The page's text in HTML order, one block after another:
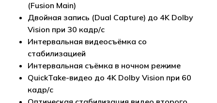
(Fusion Main)
Двойная запись (Dual Capture) до 4K Dolby
Vision при 30 кадр/с
Интервальная видеосъёмка со
стабилизацией
Интервальная съёмка в ночном режиме
QuickTake-видео до 4K Dolby Vision при 60
кадр/с